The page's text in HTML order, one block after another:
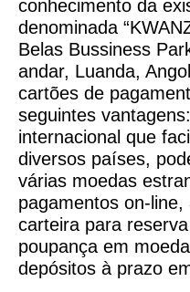
conhecimento da
denominada
Belas Bussiness
andar, Luanda,
cartões de
seguintes
internacional que
diversos países,
várias moedas
pagamentos on-
carteira para
poupança em
depósitos à prazo